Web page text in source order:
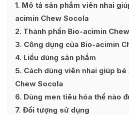
1 Mô tả sản phẩm viên nhai
acimin Chew Socola
2 Thành phần Bio-acimin
3 Công dụng của Bio-acimin
4 Liều dùng sản phẩm
5 Cách dùng viên nhai giúp
Chew Socola
6 Dùng men tiêu hóa thế nào
7 Đối tượng sử dụng